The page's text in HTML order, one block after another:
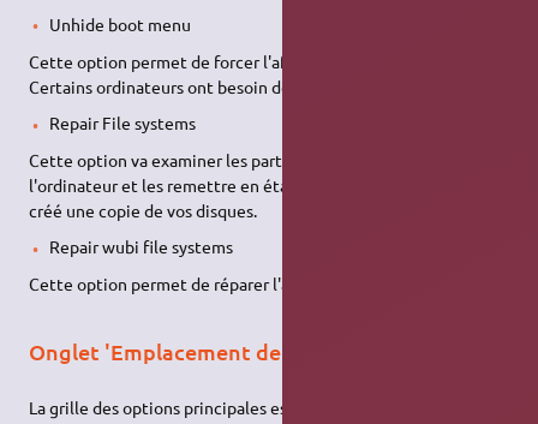
Unhide boot menu
Cette option permet de forcer l'affichage du menu GRUB.
Certains ordinateurs ont besoin de cette option.
Repair File systems
Cette option va examiner les partitions présentes dans
l'ordinateur et les remettre en état. A n'utiliser qu'après avoir
créé une copie de vos disques.
Repair wubi file systems
Cette option permet de réparer l'accès à certains fichiers wubi.
Onglet 'Emplacement de GRUB'
La grille des options principales est affichée pré-remplie avec